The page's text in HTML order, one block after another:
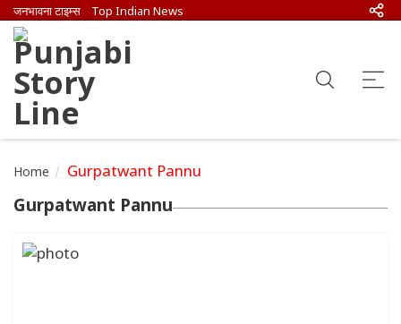
जनभावना टाइम्स Top Indian News
Home Gurpatwant Pannu
Gurpatwant Pannu